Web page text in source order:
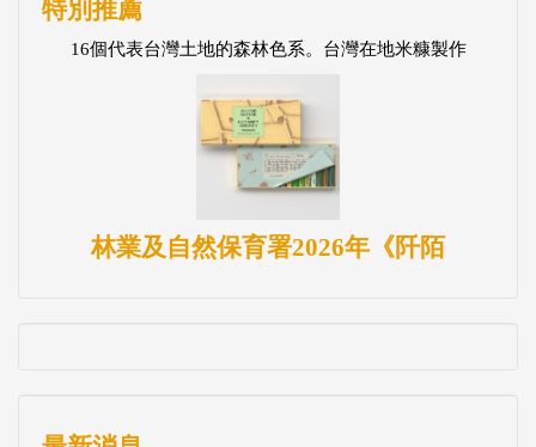
特別推薦
16個代表台灣土地的森林色系。台灣在地米糠製作
林業及自然保育署2026年《阡陌